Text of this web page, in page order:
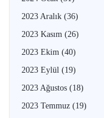
2023 Aralık (36)
2023 Kasım (26)
2023 Ekim (40)
2023 Eylül (19)
2023 Ağustos (18)
2023 Temmuz (19)